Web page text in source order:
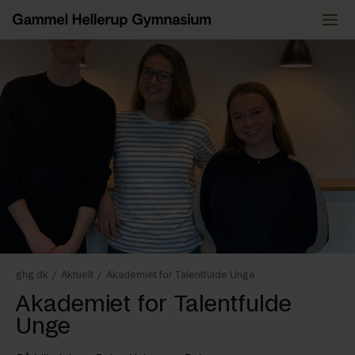
indhold
ghg.dk / Aktuelt / Akademiet for Talentfulde Unge
Akademiet for Talentfulde
Unge